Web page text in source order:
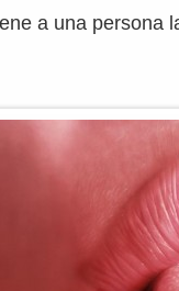
a una persona